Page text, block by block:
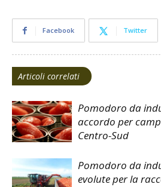
Facebook Twitter
Articoli correlati
Pomodoro da
accordo per
Centro-Sud
Pomodoro da
evolute per la